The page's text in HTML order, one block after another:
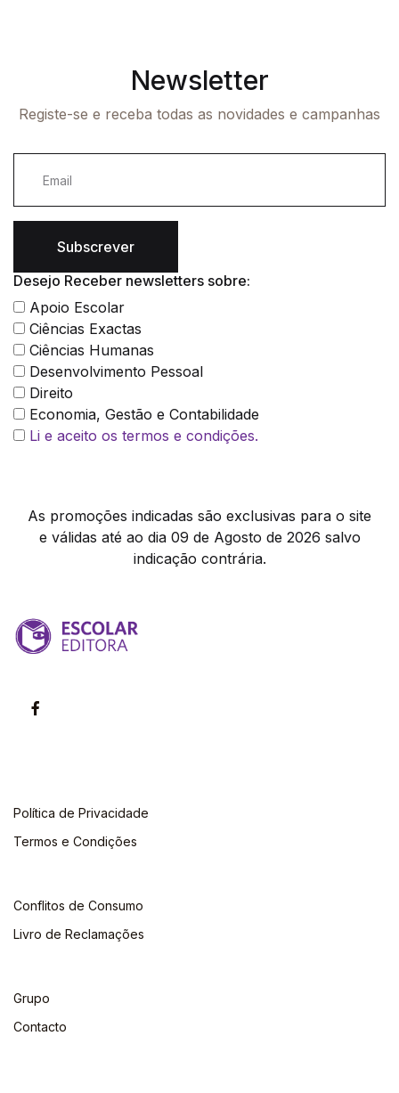
Newsletter
Registe-se e receba todas as novidades e campanhas
Subscrever
Desejo Receber newsletters sobre:
Apoio Escolar
Ciências Exactas
Ciências Humanas
Desenvolvimento Pessoal
Direito
Economia, Gestão e Contabilidade
Li e aceito os termos e condições.
As promoções indicadas são exclusivas para o site
e válidas até ao dia 09 de Agosto de 2026 salvo
indicação contrária.
Política de Privacidade
Termos e Condições
Conflitos de Consumo
Livro de Reclamações
Grupo
Contacto